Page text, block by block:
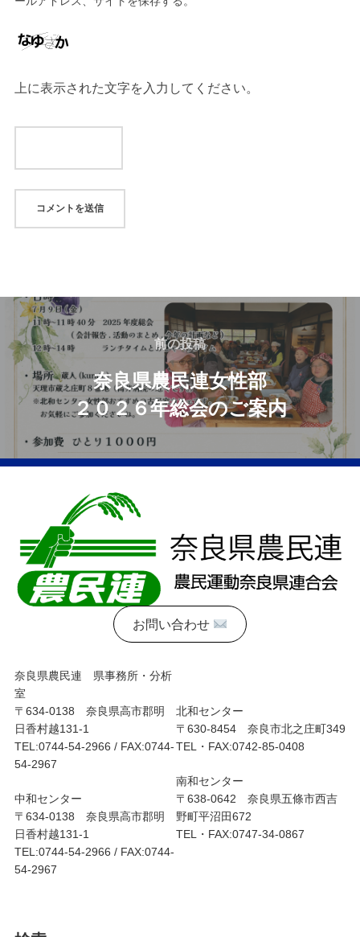
上に表示された文字を入力してください。
前の投稿
奈良県農民連女性部
２０２６年総会のご案内
お問い合わせ
奈良県農民連 県事務所・分析
室
〒634-0138 奈良県高市郡明
日香村越131-1
TEL:0744-54-2966 / FAX:0744-
54-2967
中和センター
〒634-0138 奈良県高市郡明
日香村越131-1
TEL:0744-54-2966 / FAX:0744-
54-2967
北和センター
〒630-8454 奈良市北之庄町349
TEL・FAX:0742-85-0408
南和センター
〒638-0642 奈良県五條市西吉
野町平沼田672
TEL・FAX:0747-34-0867